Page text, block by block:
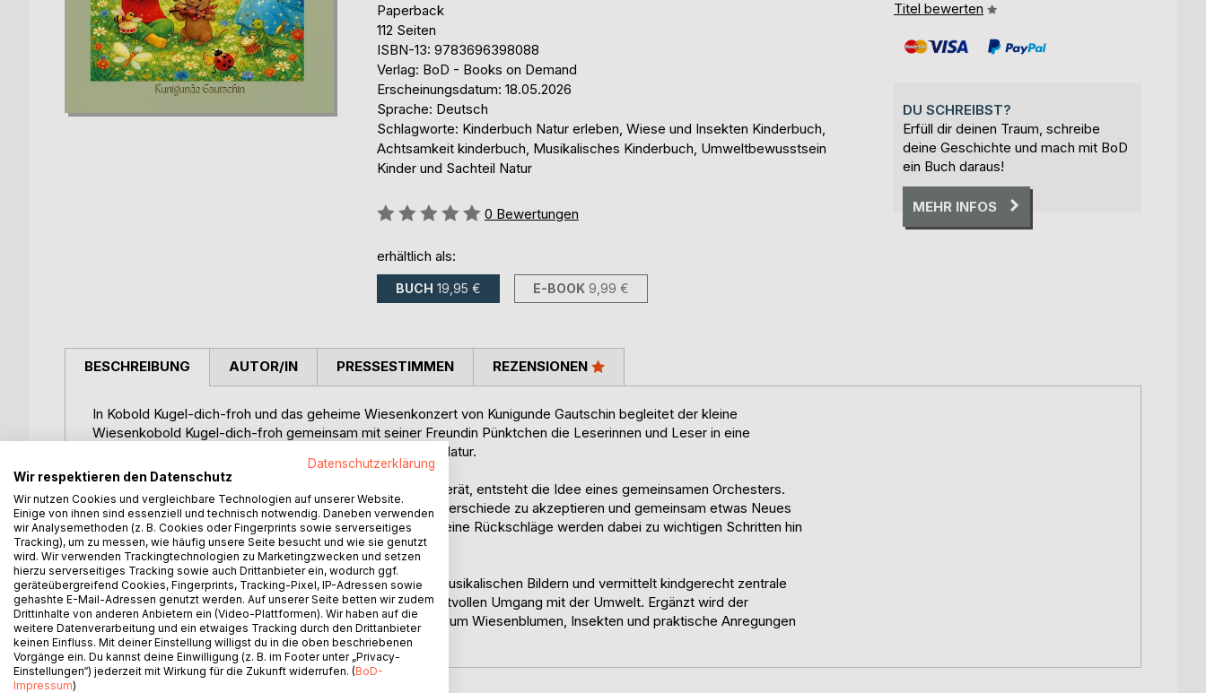
Paperback
112 Seiten
ISBN-13: 9783696398088
Verlag: BoD - Books on Demand
Erscheinungsdatum: 18.05.2026
Sprache: Deutsch
Schlagworte: Kinderbuch Natur erleben, Wiese und Insekten Kinderbuch,
Achtsamkeit kinderbuch, Musikalisches Kinderbuch, Umweltbewusstsein
Kinder und Sachteil Natur
Bewertung::
0 Bewertungen
erhältlich als:
BUCH 19,95 € E-BOOK 9,99 €
Titel bewerten
DU SCHREIBST?
Erfüll dir deinen Traum, schreibe
deine Geschichte und mach mit BoD
ein Buch daraus!
MEHR INFOS
BESCHREIBUNG
In Kobold Kugel-dich-froh und das geheime Wiesenkonzert von Kunigunde Gautschin begleitet der kleine
Wiesenkobold Kugel-dich-froh gemeinsam mit seiner Freundin Pünktchen die Leserinnen und Leser in eine
lebendige Wiesenwelt voller summender und klingender Natur.
Als die gewohnte Wiesenmusik aus dem Gleichgewicht gerät, entsteht die Idee eines gemeinsamen Orchesters.
Auf ihrem Weg lernen die Tiere, aufeinander zu hören, Unterschiede zu akzeptieren und gemeinsam etwas Neues
zu erschaffen. Herausforderungen, Unsicherheiten und kleine Rückschläge werden dabei zu wichtigen Schritten hin
zu einem harmonischen Miteinander.
Die einfühlsame Geschichte verbindet Naturerleben mit musikalischen Bildern und vermittelt kindgerecht zentrale
Werte wie Achtsamkeit, Zusammenarbeit und den respektvollen Umgang mit der Umwelt. Ergänzt wird der
erzählerische Teil durch einen informativen Bonusteil rund um Wiesenblumen, Insekten und praktische Anregungen
zum eigenen Entdecken.
AUTOR/IN PRESSESTIMMEN REZENSIONEN
Datenschutzerklärung
Wir respektieren den Datenschutz
Wir nutzen Cookies und vergleichbare Technologien auf unserer Website.
Einige von ihnen sind essenziell und technisch notwendig. Daneben verwenden
wir Analysemethoden (z. B. Cookies oder Fingerprints sowie serverseitiges
Tracking), um zu messen, wie häufig unsere Seite besucht und wie sie genutzt
wird. Wir verwenden Trackingtechnologien zu Marketingzwecken und setzen
hierzu serverseitiges Tracking sowie auch Drittanbieter ein, wodurch ggf.
geräteübergreifend Cookies, Fingerprints, Tracking-Pixel, IP-Adressen sowie
gehashte E-Mail-Adressen genutzt werden. Auf unserer Seite betten wir zudem
Drittinhalte von anderen Anbietern ein (Video-Plattformen). Wir haben auf die
weitere Datenverarbeitung und ein etwaiges Tracking durch den Drittanbieter
keinen Einfluss. Mit deiner Einstellung willigst du in die oben beschriebenen
Vorgänge ein. Du kannst deine Einwilligung (z. B. im Footer unter „Privacy-
Einstellungen“) jederzeit mit Wirkung für die Zukunft widerrufen. (BoD-
Impressum)